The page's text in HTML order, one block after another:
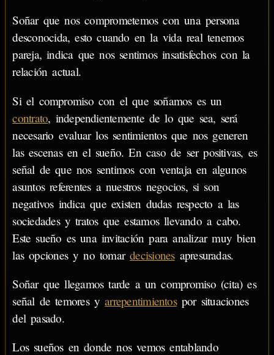
Soñar que nos comprometemos con una persona
desconocida, esto cuando en la vida real tenemos
pareja, indica que nos sentimos insatisfechos con la
relación actual.
Si el compromiso con el que soñamos es un
contrato, independientemente de lo que sea, será
necesario evaluar los sentimientos que nos generen
las escenas en el sueño. En caso de ser positivas, es
señal de que nos sentimos con ventaja en algunos
asuntos referentes a nuestros negocios, si son
negativos indica que existen dudas respecto a las
sociedades y tratos que estamos llevando a cabo.
Este sueño es una invitación para analizar muy bien
las opciones y no tomardecisionesapresuradas.
Soñar que llegamos tarde a un compromiso (cita) es
señal de temores yarrepentimientospor situaciones
del pasado.
Los sueños en donde nos vemos entablando